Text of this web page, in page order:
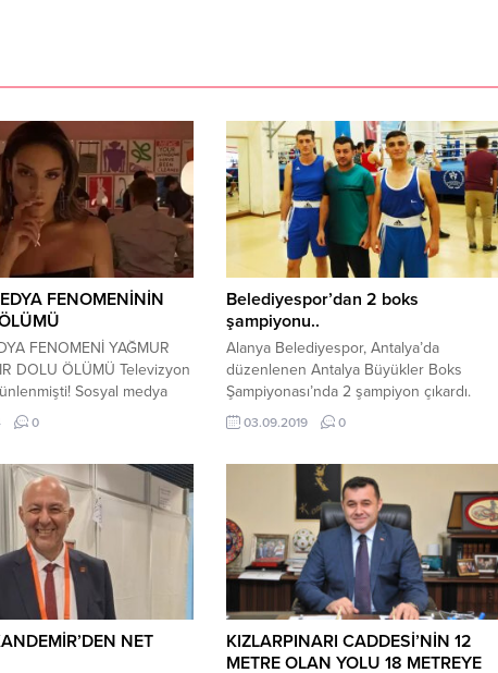
FENOMENİNİN
FENOMENİ YAĞMUR
DOLU ÖLÜMÜ Televizyon
Sosyal medya
ölü bulundu! Sosyal
28 yaşındaki Yağmur
programıyla
cenazesi, kesin ölüm
için yapılan
getirildiği memleketi
verildi. Taktaş’ın...
0
Belediyespor’dan 2 boks
şampiyonu..
Alanya Belediyespor, Antalya’da
düzenlenen Antalya Büyükler Boks
Şampiyonası’nda 2 şampiyon çıkardı.
Belediyespor boksörlerinden Ahmet
İlgün ve Mert Bican yarıştıkları kategoride
Sporcularımız elde ettikleri bu başarıyla
23 Eylül’de yapılacak Gruplar Türkiye
Şampiyonası’na katılmaya hak kazandılar.
Belediyespor Kulüp Başkanı Mehmet
Erken antrenör ve her iki şampiyonu
kutlayarak...
03.09.2019 0
NET
KIZLARPINARI CADDESİ’NİN 12
METRE OLAN YOLU 18 METREYE